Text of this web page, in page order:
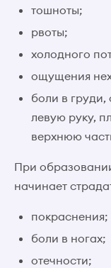
тошноты;
рвоты;
холодного
ощущения
боли в груди,
левую руку,
верхнюю
При
начинает
покраснения;
боли в ногах;
отечности;